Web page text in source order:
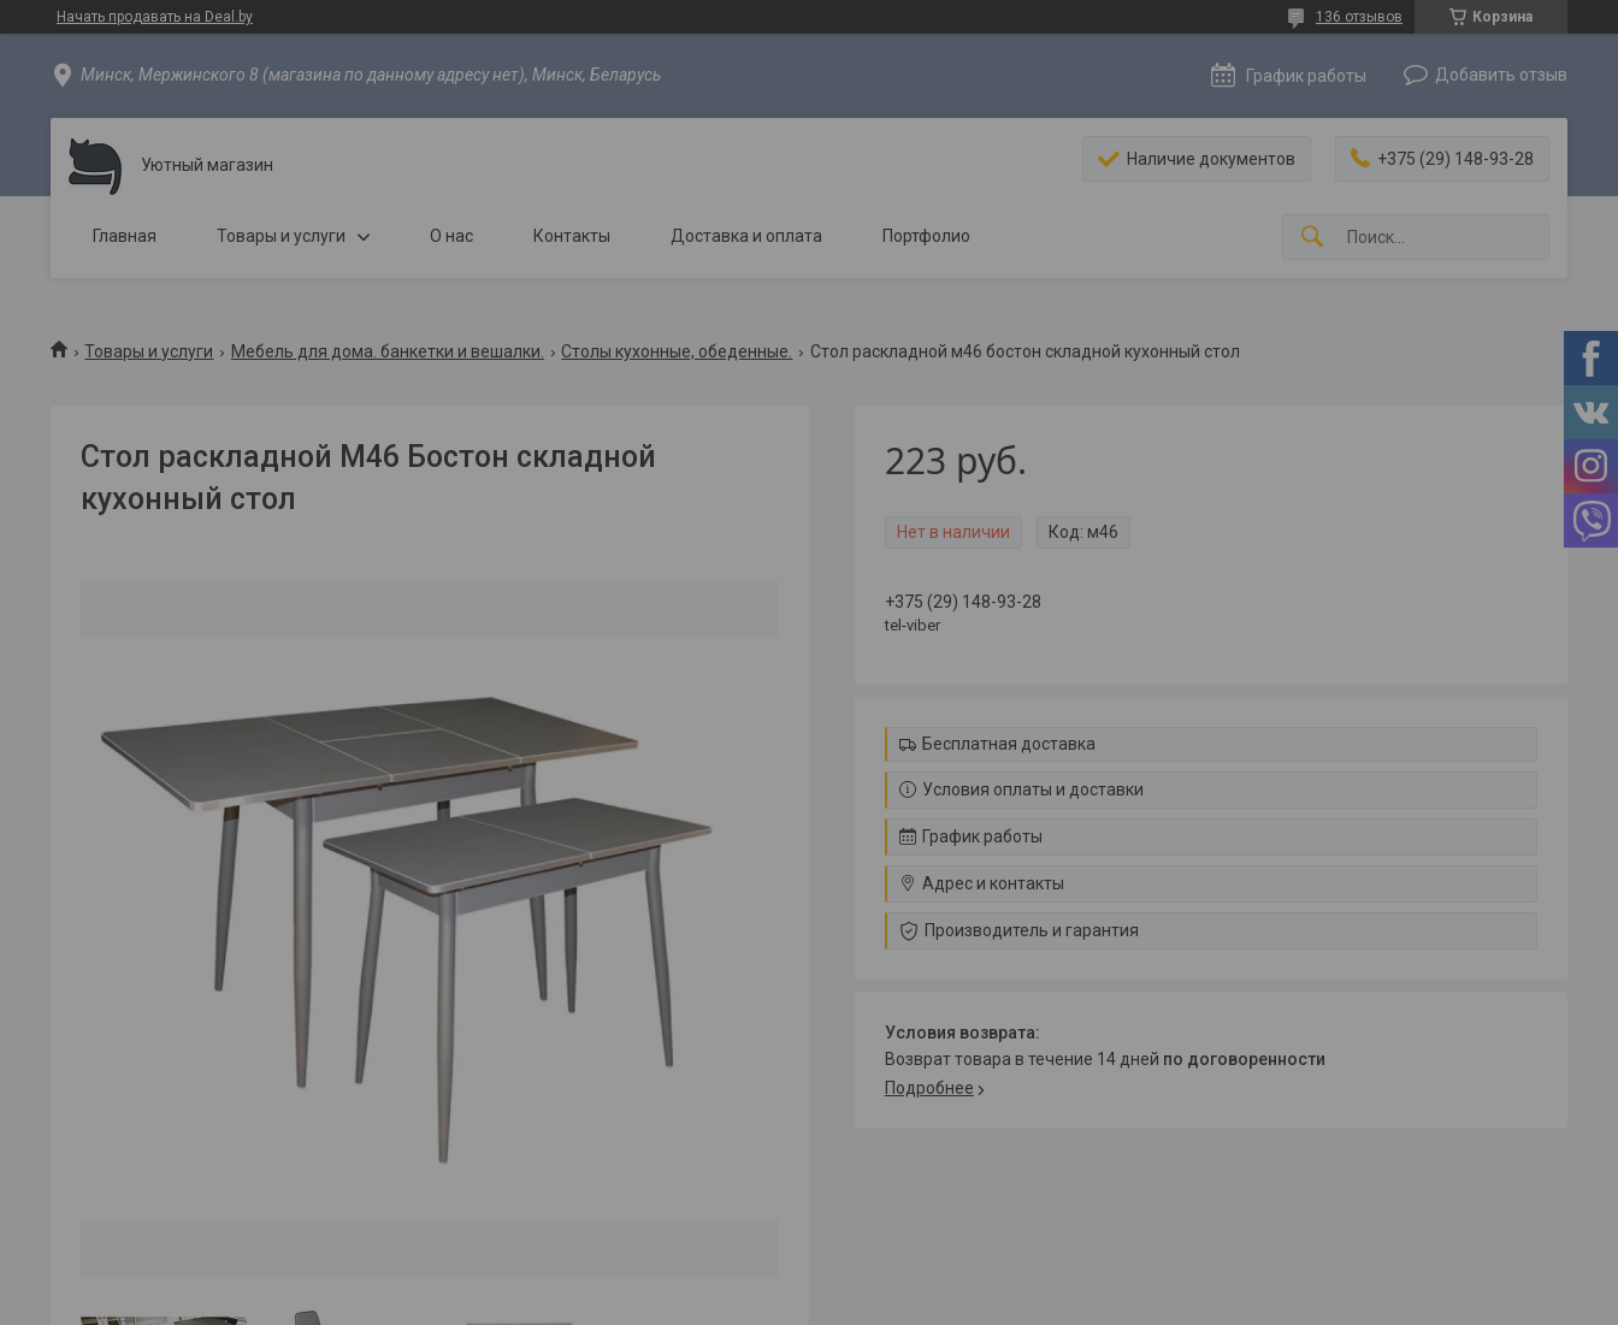
Начать продавать на Deal.by Корзина
136 отзывов
Минск, Мержинского 8 (магазина по данному адресу нет), Минск, Беларусь График работы Добавить отзыв
Уютный магазин Наличие документов +375 (29) 148-93-28
Главная Товары и услуги О нас Контакты Доставка и оплата Портфолио
Товары и услуги Мебель для дома. банкетки и вешалки. Столы кухонные, обеденные. Стол раскладной м46 бостон складной кухонный стол
Стол раскладной М46 Бостон складной
кухонный стол
223 руб.
Нет в наличии Код: м46
+375 (29) 148-93-28
tel-viber
Бесплатная доставка
Условия оплаты и доставки
График работы
Адрес и контакты
Производитель и гарантия
возврат товара в течение 14 дней по договоренности
Подробнее